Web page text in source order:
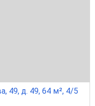
49, д. 49, 64 м², 4/5